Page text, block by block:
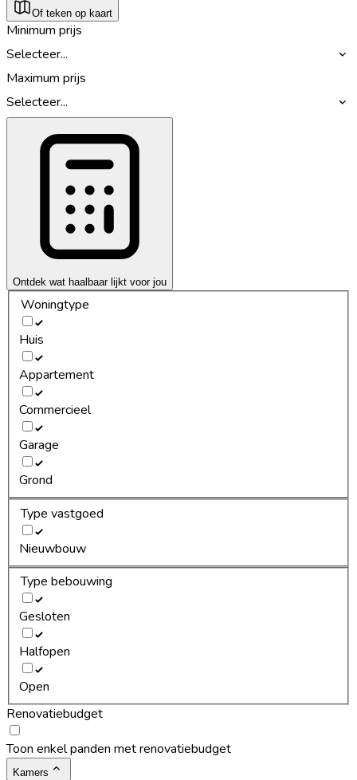
Of teken op kaart
Minimum prijs
Selecteer...
Maximum prijs
Selecteer...
Ontdek wat haalbaar lijkt voor jou
Woningtype
Huis
Appartement
Commercieel
Garage
Grond
Type vastgoed
Nieuwbouw
Type bebouwing
Gesloten
Halfopen
Open
Renovatiebudget
Toon enkel panden met renovatiebudget
Kamers